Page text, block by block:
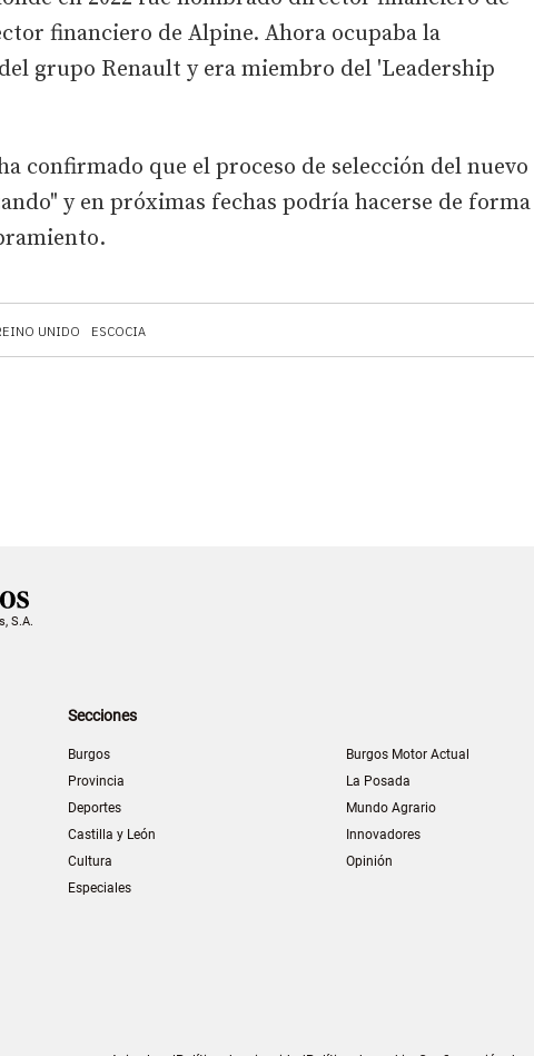
UNIDO ESCOCIA
financiero de Alpine. Ahora ocupaba la
grupo Renault y era miembro del 'Leadership
confirmado que el proceso de selección del nuevo
y en próximas fechas podría hacerse de forma
S.A.
Secciones
Burgos
Provincia
Deportes
Castilla y León
Cultura
Especiales
Burgos Motor Actual
La Posada
Mundo Agrario
Innovadores
Opinión